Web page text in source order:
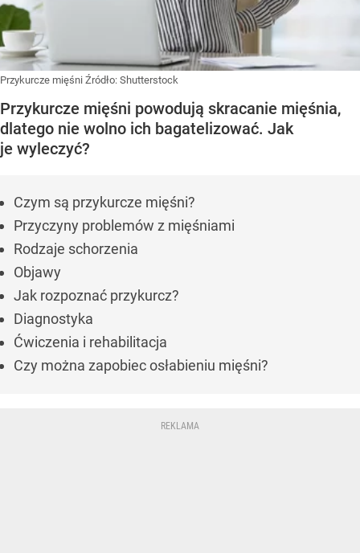
Przykurcze mięśni Źródło: Shutterstock
Przykurcze mięśni powodują skracanie mięśnia,
dlatego nie wolno ich bagatelizować. Jak
je wyleczyć?
Czym są przykurcze mięśni?
Przyczyny problemów z mięśniami
Rodzaje schorzenia
Objawy
Jak rozpoznać przykurcz?
Diagnostyka
Ćwiczenia i rehabilitacja
Czy można zapobiec osłabieniu mięśni?